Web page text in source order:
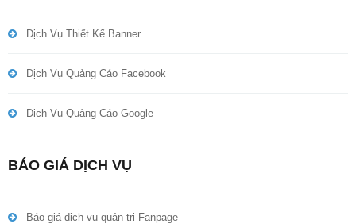
Dịch Vụ Thiết Kế Banner
Dịch Vụ Quảng Cáo Facebook
Dịch Vụ Quảng Cáo Google
BÁO GIÁ DỊCH VỤ
Báo giá dịch vụ quản trị Fanpage